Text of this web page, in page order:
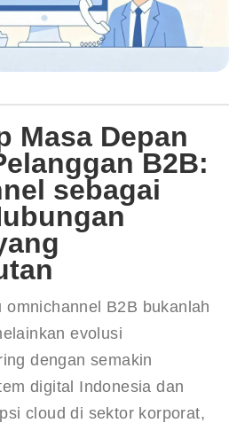
Masa Depan
B2B:
sebagai
omnichannel B2B bukanlah
evolusi
dengan semakin
digital Indonesia dan
cloud di sektor korporat,